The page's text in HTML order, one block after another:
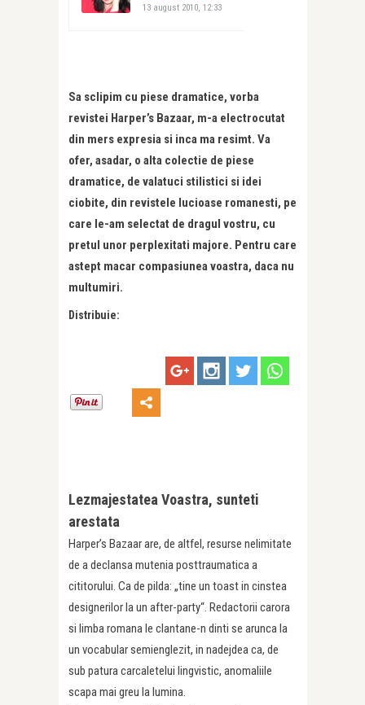
13 august 2010, 12:33
Sa sclipim cu piese dramatice, vorba
revistei Harper’s Bazaar, m-a electrocutat
din mers expresia si inca ma resimt. Va
ofer, asadar, o alta colectie de piese
dramatice, de valatuci stilistici si idei
ciobite, din revistele lucioase romanesti, pe
care le-am selectat de dragul vostru, cu
pretul unor perplexitati majore. Pentru care
astept macar compasiunea voastra, daca nu
multumiri.
Distribuie:
Lezmajestatea Voastra, sunteti
arestata
Harper’s Bazaar are, de altfel, resurse nelimitate
de a declansa mutenia posttraumatica a
cititorului. Ca de pilda: „tine un toast in cinstea
designerilor la un after-party“. Redactorii carora
si limba romana le clantane-n dinti se arunca la
un vocabular semienglezit, in nadejdea ca, de
sub patura carcaletelui lingvistic, anomaliile
scapa mai greu la lumina.